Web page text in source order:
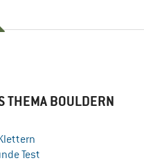
THEMA BOULDERN
Test